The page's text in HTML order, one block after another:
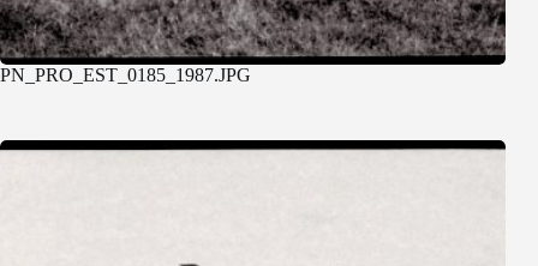
PN_PRO_EST_0185_1987.JPG